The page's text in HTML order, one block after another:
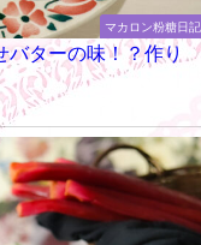
マカロン粉糖日記
バターの味！？作り